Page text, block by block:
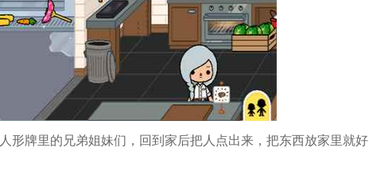
形牌里的兄弟姐妹们，回到家后把人点出来，把东西放家里就好